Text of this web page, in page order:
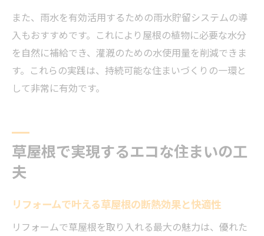
また、雨水を有効活用するための雨水貯留システムの導
入もおすすめです。これにより屋根の植物に必要な水分
を自然に補給でき、灌漑のための水使用量を削減できま
す。これらの実践は、持続可能な住まいづくりの一環と
して非常に有効です。
草屋根で実現するエコな住まいの工
夫
リフォームで叶える草屋根の断熱効果と快適性
リフォームで草屋根を取り入れる最大の魅力は、優れた